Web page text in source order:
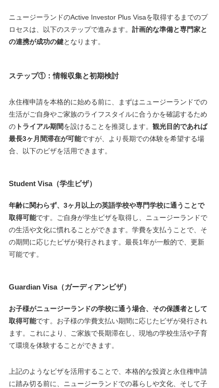
ニュージーランドのActive Investor Plus Visaを取得するまでのプ
ロセスは、以下のステップで進みます。 計画的な準備と専門家と
の連携が成功の鍵となります。
ステップ①：情報収集と初期検討
永住権申請を本格的に始める前に、まずはニュージーランドでの
生活がご自身やご家族のライフスタイルに合うかを確認するため
のトライアル期間を設けることを推奨します。 観光目的であれば
最長3ヶ月間滞在が可能ですが、より長期での体験を希望する場
合、以下のビザを活用できます。
Student Visa（学生ビザ）
年齢に関わらず、3ヶ月以上の英語学校や専門学校に通うことで
取得可能です。ご自身が学生ビザを取得し、ニュージーランドで
の生活や文化に慣れることができます。学費を支払うことで、そ
の期間に応じたビザが発行されます。最長1年が一般的で、更新
可能です。
Guardian Visa（ガーディアンビザ）
お子様がニュージーランドの学校に通う場合、その保護者として
取得可能です。お子様の学費支払い期間に応じたビザが発行され
ます。これにより、ご家族で長期滞在し、現地の学校生活や子育
て環境を体験することができます。
上記のようなビザを活用することで、本格的な投資と永住権申請
に踏み切る前に、ニュージーランドでの暮らしや文化、そして子